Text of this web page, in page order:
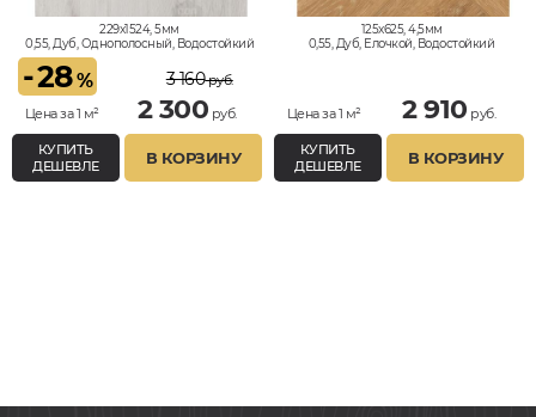
229x1524, 5мм
0,55, Дуб, Однополосный, Водостойкий
-28%
Цена за 1 м²
3 160руб.
2 300 руб.
КУПИТЬ
ДЕШЕВЛЕ
В КОРЗИНУ
125x625, 4,5мм
0,55, Дуб, Елочкой, Водостойкий
Цена за 1 м² 2 910 руб.
КУПИТЬ
ДЕШЕВЛЕ
В КОРЗИНУ